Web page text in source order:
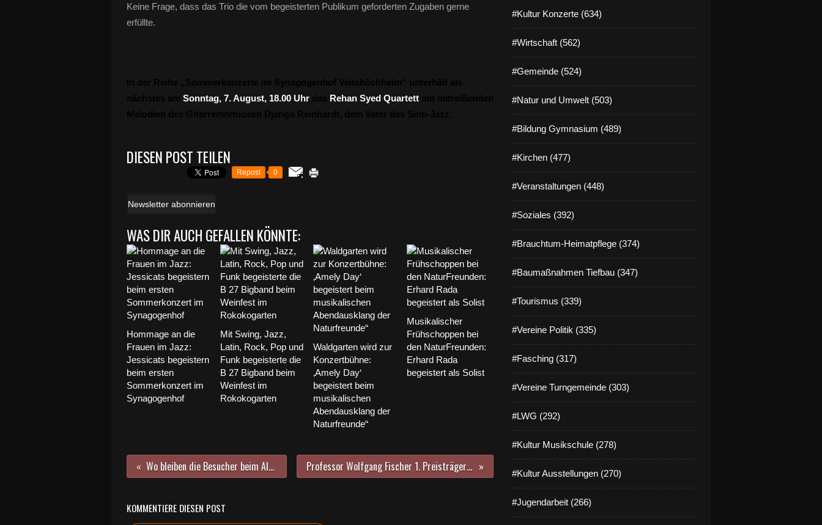
Keine Frage, dass das Trio die vom begeisterten Publikum geforderten Zugaben gerne
erfüllte.
Sonntag, 7. August, 18.00 Uhr Rehan Syed Quartett
DIESEN POST TEILEN
Repost 0
Newsletter abonnieren
WAS DIR AUCH GEFALLEN KÖNNTE:
Hommage an die
Frauen im Jazz:
Jessicats begeistern
beim ersten
Sommerkonzert im
Synagogenhof
Mit Swing, Jazz,
Latin, Rock, Pop und
Funk begeisterte die
B 27 Bigband beim
Weinfest im
Rokokogarten
Waldgarten wird zur
Konzertbühne:
‚Amely Day‘
begeistert beim
musikalischen
Abendausklang der
Naturfreunde“
Musikalischer
Frühschoppen bei
den NaturFreunden:
Erhard Rada
begeistert als Solist
Wo bleiben die Besucher beim Altort-Sommerfest des Sportvereins im idyllischen Rathaushof? Professor Wolfgang Fischer 1. Preisträger beim Realisierungswettbewerb für den Veitshöchheimer Bilhildiskindergarten
KOMMENTIERE DIESEN POST
#Kultur Konzerte (634)
#Wirtschaft (562)
#Gemeinde (524)
#Natur und Umwelt (503)
#Bildung Gymnasium (489)
#Kirchen (477)
#Veranstaltungen (448)
#Soziales (392)
#Brauchtum-Heimatpflege (374)
#Baumaßnahmen Tiefbau (347)
#Tourismus (339)
#Vereine Politik (335)
#Fasching (317)
#Vereine Turngemeinde (303)
#LWG (292)
#Kultur Musikschule (278)
#Kultur Ausstellungen (270)
#Jugendarbeit (266)